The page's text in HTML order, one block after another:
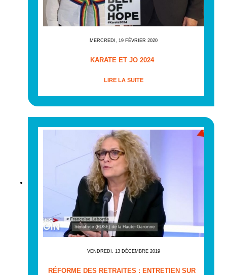
MERCREDI, 19 FÉVRIER 2020
KARATE ET JO 2024
LIRE LA SUITE
VENDREDI, 13 DÉCEMBRE 2019
RÉFORME DES RETRAITES : ENTRETIEN SUR